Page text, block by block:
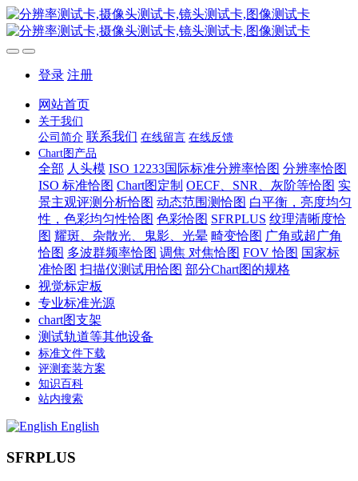
登录 注册
网站首页
关于我们
公司简介 联系我们 在线留言 在线反馈
Chart图产品
全部 人头模 ISO 12233国际标准分辨率恰图 分辨率恰图
ISO 标准恰图 Chart图定制 OECF、SNR、灰阶等恰图 实
景主观评测分析恰图 动态范围测恰图 白平衡，亮度均匀
性，色彩均匀性恰图 色彩恰图 SFRPLUS 纹理清晰度恰
图 耀斑、杂散光、鬼影、光晕 畸变恰图 广角或超广角
恰图 多波群频率恰图 调焦 对焦恰图 FOV 恰图 国家标
准恰图 扫描仪测试用恰图 部分Chart图的规格
视觉标定板
专业标准光源
chart图支架
测试轨道等其他设备
标准文件下载
评测套装方案
知识百科
站内搜索
English
SFRPLUS